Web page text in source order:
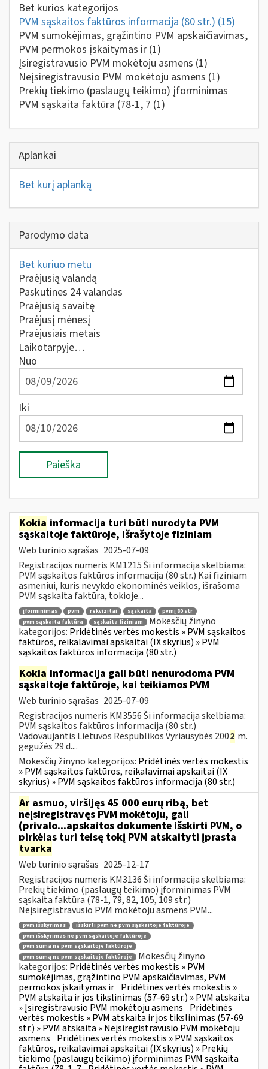
Bet kurios kategorijos
PVM sąskaitos faktūros informacija (80 str.) (15)
PVM sumokėjimas, grąžintino PVM apskaičiavimas,
PVM permokos įskaitymas ir (1)
Įsiregistravusio PVM mokėtoju asmens (1)
Neįsiregistravusio PVM mokėtoju asmens (1)
Prekių tiekimo (paslaugų teikimo) įforminimas
PVM sąskaita faktūra (78-1, 7 (1)
Aplankai
Bet kurį aplanką
Parodymo data
Bet kuriuo metu
Praėjusią valandą
Paskutines 24 valandas
Praėjusią savaitę
Praėjusį mėnesį
Praėjusiais metais
Laikotarpyje…
Nuo
Iki
Paieška
Kokia informacija turi būti nurodyta PVM
sąskaitoje faktūroje, išrašytoje fiziniam
Web turinio sąrašas 2025-07-09
Registracijos numeris KM1215 Ši informacija skelbiama:
PVM sąskaitos faktūros informacija (80 str.) Kai fiziniam
asmeniui, kuris nevykdo ekonominės veiklos, išrašoma
PVM sąskaita faktūra, tokioje...
įforminimas pvm rekvizitai sąskaita
pvmį 80 str
pvm sąskaita faktūra
sąskaita fiziniam
Mokesčių žinyno
kategorijos: Pridėtinės vertės mokestis » PVM sąskaitos
faktūros, reikalavimai apskaitai (IX skyrius) » PVM
sąskaitos faktūros informacija (80 str.)
Kokia informacija gali būti nenurodoma PVM
sąskaitoje faktūroje, kai teikiamos PVM
Web turinio sąrašas 2025-07-09
Registracijos numeris KM3556 Ši informacija skelbiama:
PVM sąskaitos faktūros informacija (80 str.)
Vadovaujantis Lietuvos Respublikos Vyriausybės 2002 m.
gegužės 29 d....
Mokesčių žinyno kategorijos: Pridėtinės vertės mokestis
» PVM sąskaitos faktūros, reikalavimai apskaitai (IX
skyrius) » PVM sąskaitos faktūros informacija (80 str.)
Ar asmuo, viršijęs 45 000 eurų ribą, bet
neįsiregistravęs PVM mokėtoju, gali
(privalo...apskaitos dokumente išskirti PVM, o
pirkėjas turi teisę tokį PVM atskaityti įprasta
tvarka
Web turinio sąrašas 2025-12-17
Registracijos numeris KM3136 Ši informacija skelbiama:
Prekių tiekimo (paslaugų teikimo) įforminimas PVM
sąskaita faktūra (78-1, 79, 82, 105, 109 str.)
Neįsiregistravusio PVM mokėtoju asmens PVM...
pvm išskyrimas
išskirti pvm ne pvm sąskaitoje faktūroje
pvm išskyrimas ne pvm sąskaitoje faktūroje
pvm suma ne pvm sąskaitoje faktūroje
pvm sumą ne pvm sąskaitoje faktūroje
Mokesčių žinyno
kategorijos: Pridėtinės vertės mokestis » PVM
sumokėjimas, grąžintino PVM apskaičiavimas, PVM
permokos įskaitymas ir Pridėtinės vertės mokestis »
PVM atskaita ir jos tikslinimas (57-69 str.) » PVM atskaita
» Įsiregistravusio PVM mokėtoju asmens Pridėtinės
vertės mokestis » PVM atskaita ir jos tikslinimas (57-69
str.) » PVM atskaita » Neįsiregistravusio PVM mokėtoju
asmens Pridėtinės vertės mokestis » PVM sąskaitos
faktūros, reikalavimai apskaitai (IX skyrius) » Prekių
tiekimo (paslaugų teikimo) įforminimas PVM sąskaita